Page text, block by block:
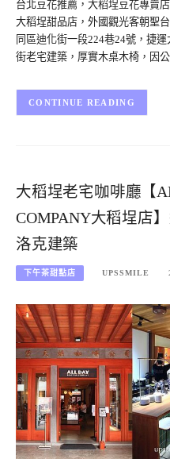
台北豆花推薦，大稻埕豆花專賣
大稻埕甜品店，外國觀光客朝聖
同區迪化街一段224巷24號，捷
街老宅建築，厚實木桌木椅，因
CONTINUE READING
大稻埕老宅咖啡廳【
COMPANY大稻埕店
洛克建築
下午茶甜點店 UPSSMILE